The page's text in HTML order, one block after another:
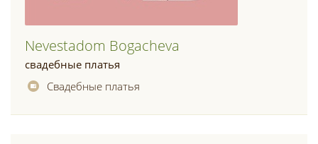
Nevestadom Bogacheva
свадебные платья
Свадебные платья